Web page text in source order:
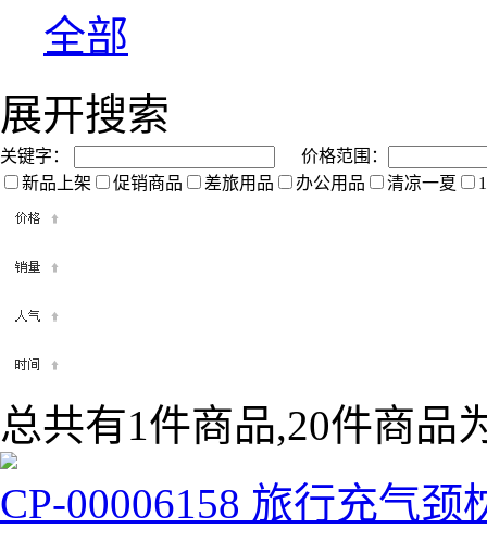
全部
展开搜索
关键字：
价格范围：
新品上架
促销商品 差旅用品 办公用品 清凉一夏
总共有1件商品,20件商品
CP-00006158 旅行充气颈